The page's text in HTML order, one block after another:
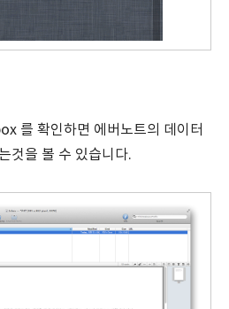
를 확인하면 에버노트의 데이터
것을 볼 수 있습니다.